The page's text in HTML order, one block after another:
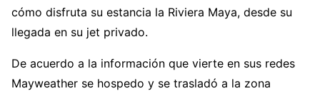
cómo disfruta su estancia la Riviera Maya, desde su
llegada en su jet privado.
De acuerdo a la información que vierte en sus redes
Mayweather se hospedo y se trasladó a la zona